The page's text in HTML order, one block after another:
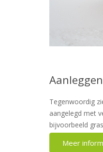
Tegenwoordig
aangelegd met
bijvoorbeeld
Meer